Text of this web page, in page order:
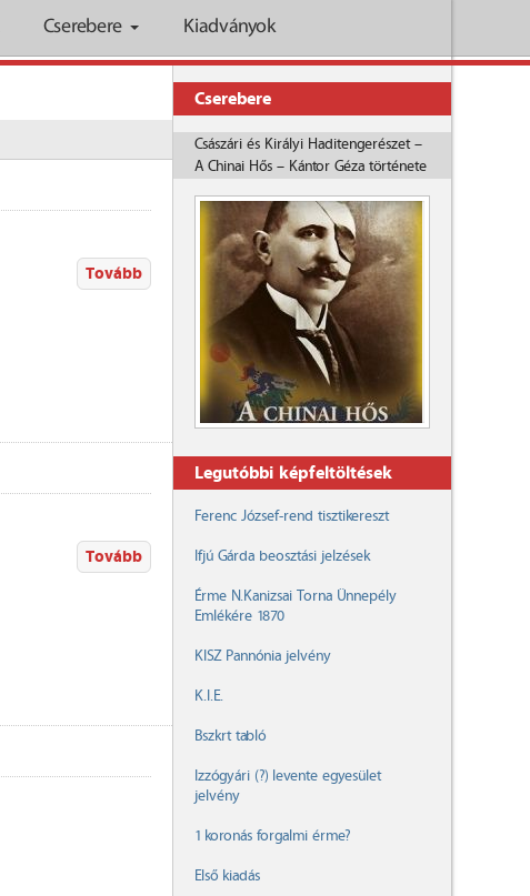
Cserebere Kiadványok
Tovább
Tovább
Cserebere
Császári és Királyi Haditengerészet –
A Chinai Hős – Kántor Géza története
Legutóbbi képfeltöltések
Ferenc József-rend tisztikereszt
Ifjú Gárda beosztási jelzések
Érme N.Kanizsai Torna Ünnepély
Emlékére 1870
KISZ Pannónia jelvény
K.I.E.
Bszkrt tabló
Izzógyári (?) levente egyesület
jelvény
1 koronás forgalmi érme?
Első kiadás